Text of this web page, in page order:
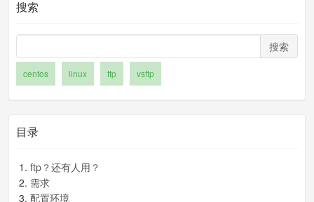
行数据提交，也就是用户提交上来的数据权限是
哪个用户的，例如我这里是 www ，所以一定要保
证系统存在www这个用户，如果不存在请新建一
个
用户设置
创建用户文件：/etc/vsftpd/vuser
搜索
搜索
centos linux ftp vsftp
目录
ftp？还有人用？
需求
配置环境